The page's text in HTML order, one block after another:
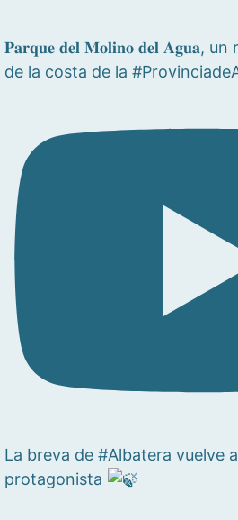
𝐏𝐚𝐫𝐪𝐮𝐞 𝐝𝐞𝐥 𝐌𝐨𝐥𝐢𝐧𝐨 𝐝𝐞𝐥 𝐀𝐠𝐮𝐚,
de la costa de la
La breva de #Albatera vuelve
protagonista